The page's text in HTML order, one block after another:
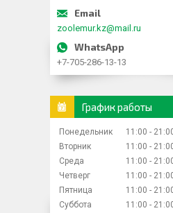
zoolemur.kz@mail.ru
+7-705-286-13-13
График работы
Понедельник 11:00
Вторник
11:00
Среда
11:00
Четверг
11:00
Пятница
11:00
Суббота
11:00